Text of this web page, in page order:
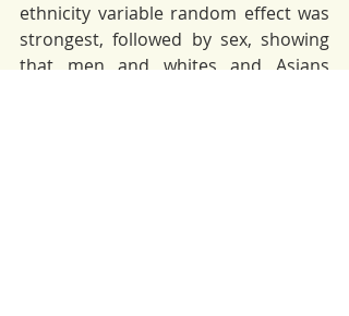
ethnicity variable random effect was
strongest, followed by sex, showing
that men and whites and Asians